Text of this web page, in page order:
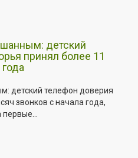
детский
принял более 11
детский телефон доверия
звонков с начала года,